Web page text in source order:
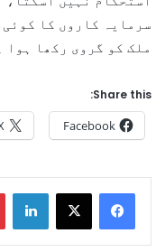
سرمایہ کاروں کا
ملک کو گروی رکھا ہوا
Share this:
Facebook